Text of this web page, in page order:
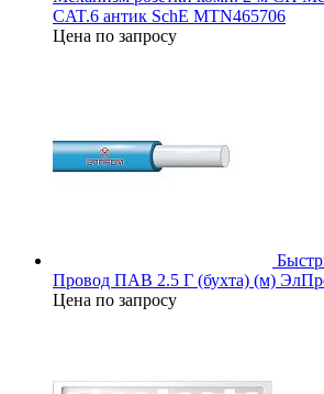
CAT.6 антик SchE MTN465706
Цена по запросу
Провод ПАВ 2.5 Г (бухта) (м)
Цена по запросу